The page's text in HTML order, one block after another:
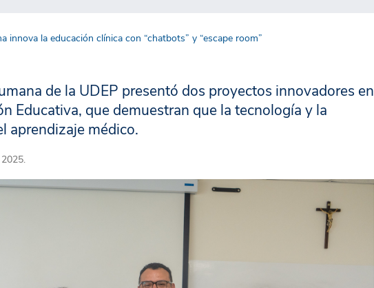
innova la educación clínica con “chatbots” y “escape room”
de la UDEP presentó dos proyectos innovadores en
Educativa, que demuestran que la tecnología y la
aprendizaje médico.